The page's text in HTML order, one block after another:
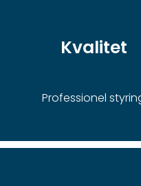
Kvalitet
Professionel